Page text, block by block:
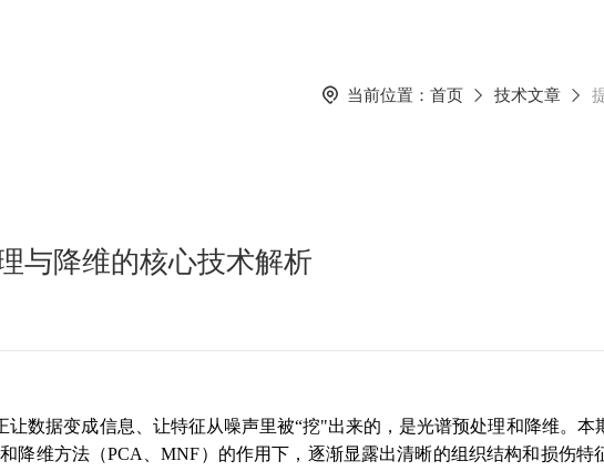
当前位置： 首页 技术文章
与降维的核心技术解析
让数据变成信息、让特征从噪声里被“挖"出来的，是光谱预处理和降维。
降维方法（PCA、MNF）的作用下，逐渐显露出清晰的组织结构和损伤